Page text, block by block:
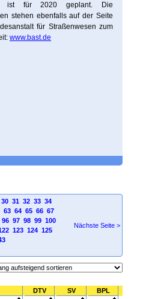
ist für 2020 geplant. Die
stehen ebenfalls auf der Seite
für Straßenwesen zum
www.bast.de
30 31 32 33 34
63 64 65 66 67
96 97 98 99 100
123 124 125
Nächste Seite >
DTV SV BPL